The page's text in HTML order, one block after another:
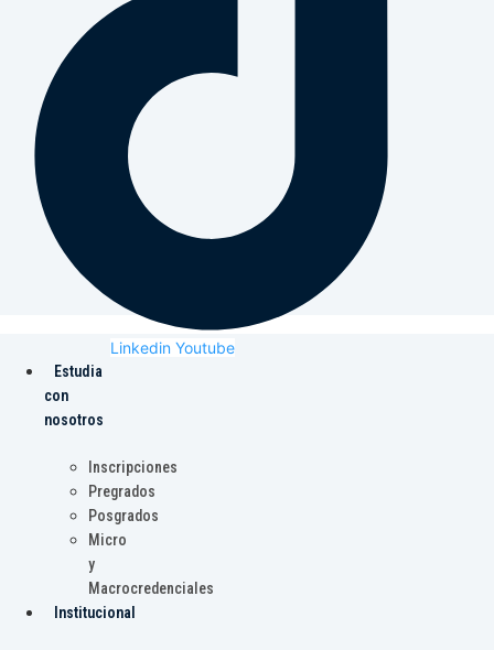
Linkedin Youtube
Estudia
con
nosotros
Inscripciones
Pregrados
Posgrados
Micro
y
Macrocredenciales
Institucional